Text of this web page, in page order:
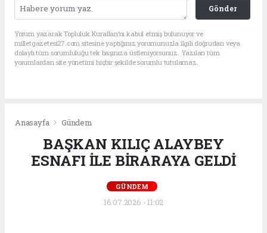
Gönder
Yorum yazarak Topluluk Kuralları’nı kabul etmiş bulunuyor ve
milletgazetesi27.com sitesine yaptığınız yorumunuzla ilgili doğrudan veya
dolaylı tüm sorumluluğu tek başınıza üstleniyorsunuz. Yazılan tüm
yorumlardan site yönetimi hiçbir şekilde sorumlu tutulamaz.
Anasayfa Gündem
BAŞKAN KILIÇ ALAYBEY
ESNAFI İLE BİRARAYA GELDİ
GÜNDEM
16.07.2026 - 11:02